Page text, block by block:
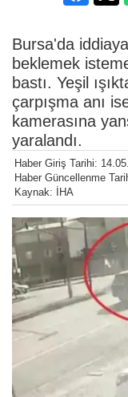
Bursa'da iddiaya
beklemek
bastı. Yeşil
çarpışma anı
kamerasına
yaralandı.
Haber Giriş Tarihi:
Haber Güncellenme
Kaynak: İHA